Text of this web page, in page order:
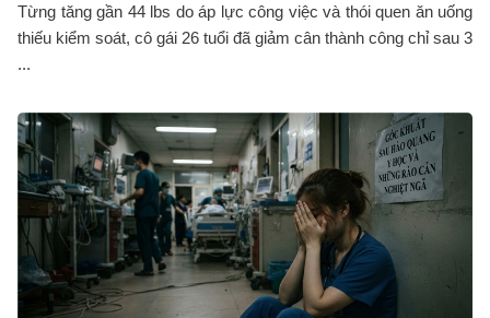
Từng tăng gần 44 lbs do áp lực công việc và thói quen ăn uống
thiếu kiểm soát, cô gái 26 tuổi đã giảm cân thành công chỉ sau 3
...